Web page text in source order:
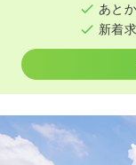
あと
新着